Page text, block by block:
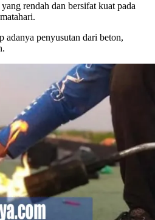
rendah dan bersifat kuat pada
adanya penyusutan dari beton,